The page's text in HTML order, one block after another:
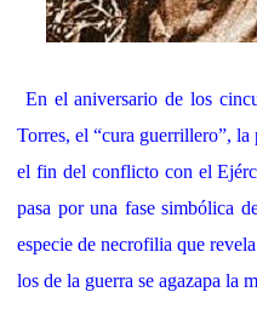
En el aniversario de los
Torres, el “cura guerrillero”, la
el fin del conflicto con el
pasa por una fase simbólica
especie de necrofilia que
los de la guerra se agazapa la